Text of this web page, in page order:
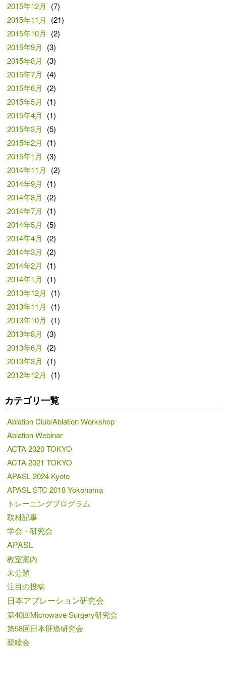
2015年12月
(7)
2015年11月
(21)
2015年10月
(2)
2015年9月
(3)
2015年8月
(3)
2015年7月
(4)
2015年6月
(2)
2015年5月
(1)
2015年4月
(1)
2015年3月
(5)
2015年2月
(1)
2015年1月
(3)
2014年11月
(2)
2014年9月
(1)
2014年8月
(2)
2014年7月
(1)
2014年5月
(5)
2014年4月
(2)
2014年3月
(2)
2014年2月
(1)
2014年1月
(1)
2013年12月
(1)
2013年11月
(1)
2013年10月
(1)
2013年8月
(3)
2013年6月
(2)
2013年3月
(1)
2012年12月
(1)
カテゴリ一覧
Ablation Club/Ablation Workshop
Ablation Webinar
ACTA 2020 TOKYO
ACTA 2021 TOKYO
APASL 2024 Kyoto
APASL STC 2018 Yokohama
トレーニングプログラム
取材記事
学会・研究会
APASL
教室案内
未分類
注目の投稿
日本アブレーション研究会
第40回Microwave Surgery研究会
第58回日本肝癌研究会
親睦会